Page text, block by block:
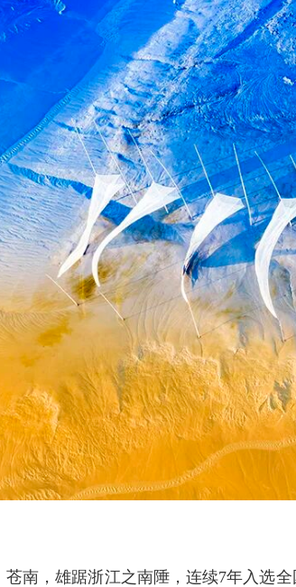
苍南，雄踞浙江之南陲，连续7年入选